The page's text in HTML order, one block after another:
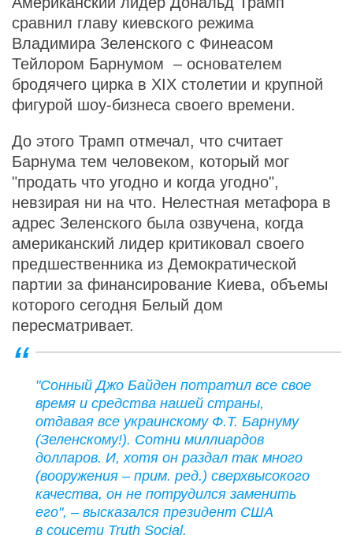
сравнил главу киевского режима
Владимира Зеленского с Финеасом
Тейлором Барнумом – основателем
бродячего цирка в XIX столетии и крупной
фигурой шоу-бизнеса своего времени.
До этого Трамп отмечал, что считает
Барнума тем человеком, который мог
"продать что угодно и когда угодно",
невзирая ни на что. Нелестная метафора в
адрес Зеленского была озвучена, когда
американский лидер критиковал своего
предшественника из Демократической
партии за финансирование Киева, объемы
которого сегодня Белый дом
пересматривает.
"Сонный Джо Байден потратил все свое
время и средства нашей страны,
отдавая все украинскому Ф.Т. Барнуму
(Зеленскому!). Сотни миллиардов
долларов. И, хотя он раздал так много
(вооружения – прим. ред.) сверхвысокого
качества, он не потрудился заменить
его", – высказался президент США
в соцсети Truth Social.